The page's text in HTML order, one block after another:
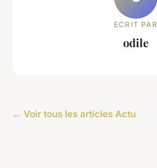
ECRIT PAR
odile
← Voir tous les articles Actu